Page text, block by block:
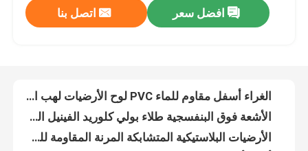
About Us
Quality Control
Contact Us
افضل سعر اتصل بنا
الغراء أسفل مقاوم للماء PVC لوح الأرضيات لهب المقاومة 2.0 مم 2.5 مم
الأرضيات الخشبية الداكنة 6 `` X 48 '' PVC سكني تجاري
المرآب / ألواح أرضية PVC داخلية مقاومة للماء 3.0 مم 4.0 مم 5.0 مم
EIR Floor PVC Plank Flooring 3.0mm 4.0mm 5.0mm 18 `` X 18 ''